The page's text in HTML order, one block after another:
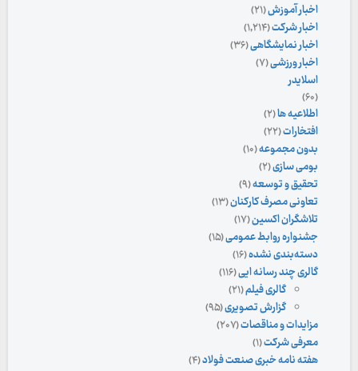
اخبار آموزش(۲۱)
اخبار شرکت(۱,۲۱۴)
اخبار نمایشگاهی(۳۶)
اخبار ورزشی(۷)
اسلایدر
(۶۰)
اطلاعیه ها(۲)
افتخارات(۲۲)
بدون مجموعه(۱۰)
بومی سازی(۲)
تحقیق و توسعه(۹)
تعاونی مصرف کارکنان(۱۳)
تلاشگران اکسین(۱۷)
جشنواره روابط عمومی(۱۵)
دسته‌بندی نشده(۱۶)
گالری چند رسانه ایی(۱۱۶)
گالری فیلم(۲۱)
گزارش تصویری(۹۵)
مزایدات و مناقصات(۲۰۷)
معرفی شرکت(۱)
هفته نامه خبری صنعت فولاد(۴)